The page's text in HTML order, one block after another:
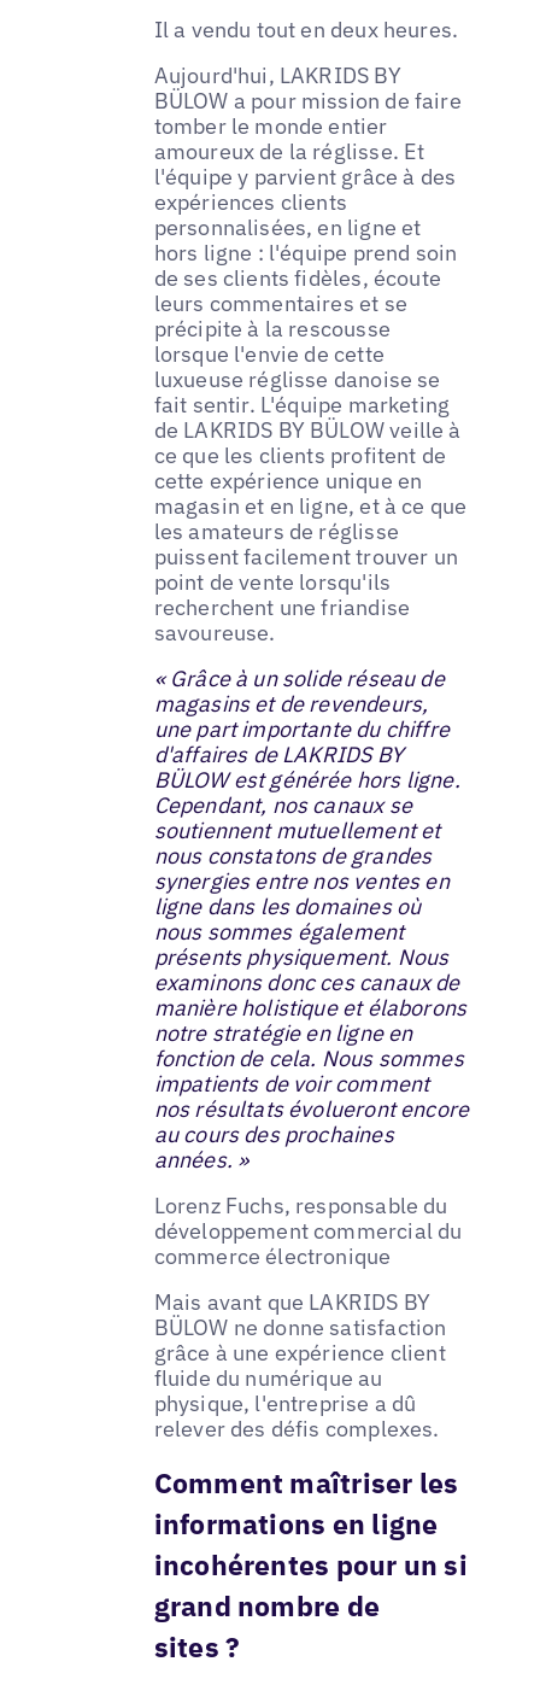
Il a vendu tout en deux heures.
Aujourd'hui, LAKRIDS BY
BÜLOW a pour mission de faire
tomber le monde entier
amoureux de la réglisse. Et
l'équipe y parvient grâce à des
expériences clients
personnalisées, en ligne et
hors ligne : l'équipe prend soin
de ses clients fidèles, écoute
leurs commentaires et se
précipite à la rescousse
lorsque l'envie de cette
luxueuse réglisse danoise se
fait sentir. L'équipe marketing
de LAKRIDS BY BÜLOW veille à
ce que les clients profitent de
cette expérience unique en
magasin et en ligne, et à ce que
les amateurs de réglisse
puissent facilement trouver un
point de vente lorsqu'ils
recherchent une friandise
savoureuse.
« Grâce à un solide réseau de
magasins et de revendeurs,
une part importante du chiffre
d'affaires de LAKRIDS BY
BÜLOW est générée hors ligne.
Cependant, nos canaux se
soutiennent mutuellement et
nous constatons de grandes
synergies entre nos ventes en
ligne dans les domaines où
nous sommes également
présents physiquement. Nous
examinons donc ces canaux de
manière holistique et élaborons
notre stratégie en ligne en
fonction de cela. Nous sommes
impatients de voir comment
nos résultats évolueront encore
au cours des prochaines
années. »
Lorenz Fuchs, responsable du
développement commercial du
commerce électronique
Mais avant que LAKRIDS BY
BÜLOW ne donne satisfaction
grâce à une expérience client
fluide du numérique au
physique, l'entreprise a dû
relever des défis complexes.
Comment maîtriser les
informations en ligne
incohérentes pour un si
grand nombre de
sites ?